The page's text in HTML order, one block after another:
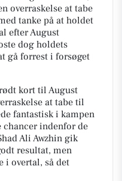
overraskelse at tabe
tanke på at holdet
efter August
dog holdets
gå forrest i forsøget
kort til August
at tabe til
fantastisk i kampen
indenfor de
Ali Awzhin gik
resultat, men
i overtal, så det